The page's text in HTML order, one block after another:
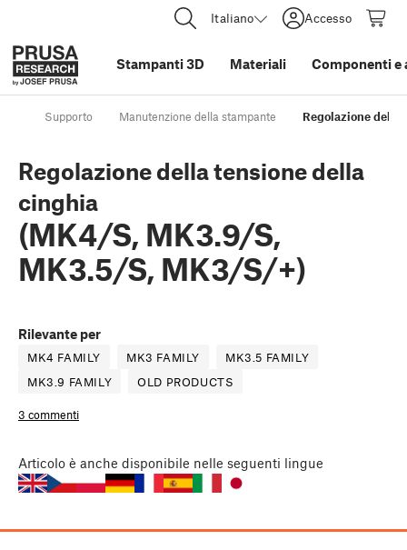
Italiano Accesso
Stampanti 3D Materiali Componenti e
Supporto Manutenzione della stampante Regolazione della
Regolazione della tensione della
cinghia
(MK4/S, MK3.9/S,
MK3.5/S, MK3/S/+)
Rilevante per
MK4 FAMILY MK3 FAMILY
MK3.5 FAMILY
MK3.9 FAMILY
OLD PRODUCTS
3 commenti
Articolo è anche disponibile nelle seguenti lingue